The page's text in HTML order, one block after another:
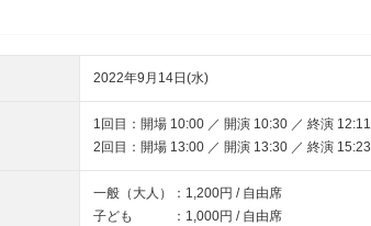
2022年9月14日(水)
1回目：開場 10:00 ／ 開演 10:30 ／ 終演 12:11
2回目：開場 13:00 ／ 開演 13:30 ／ 終演 15:23
一般（大人）：1,200円 / 自由席
子ども ：1,000円 / 自由席